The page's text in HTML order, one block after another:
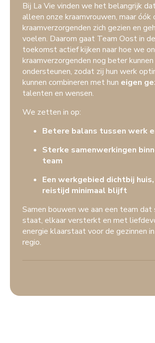
Bij La Vie vinden we het belangrijk
alleen onze kraamvrouwen, maar óók
kraamverzorgenden zich gezien en
voelen. Daarom gaat Team Oost in de
toekomst actief kijken naar hoe we
kraamverzorgenden nog beter kunnen
ondersteunen, zodat zij hun werk
kunnen combineren met hun eigen
talenten en wensen.
We zetten in op:
Betere balans tussen werk
Sterke samenwerkingen
team
Een werkgebied dichtbij
reistijd minimaal blijft
Samen bouwen we aan een team dat
staat, elkaar versterkt en met
energie klaarstaat voor de gezinnen
regio.